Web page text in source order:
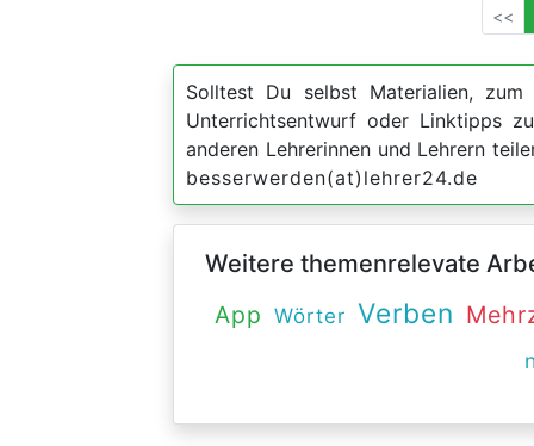
<<
Solltest Du selbst Materialien,
Unterrichtsentwurf oder Linktipps
anderen Lehrerinnen und Lehrern
besserwerden(at)lehrer24.de
Weitere themenrelevate
App Wörter Verben